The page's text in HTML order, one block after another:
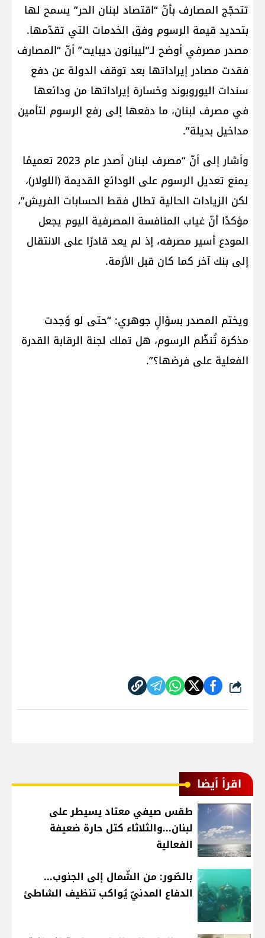
تتحجّج المصارف بأنّ “اقتصاد لبنان الحر” يسمح لها
بتحديد قيمة الرسوم وفق الخدمات التي تقدّمها.
مصدر مصرفي أوضح لـ”ليبانون ديبايت” أنّ “المصارف
فقدت مصادر إيراداتها بعد توقف الدولة عن دفع
سندات اليوروبوند وخسارة إيراداتها من ودائعها
في مصرف لبنان، ما دفعها إلى رفع الرسوم لتأمين
مداخيل بديلة”.
وأشار إلى أنّ “مصرف لبنان أصدر عام 2023 تعميمًا
يمنع تعديل الرسوم على الودائع القديمة (اللولار)،
لكن الزيادات الحالية تطال فقط الحسابات الفريش”،
مؤكدًا أنّ غياب المنافسة المصرفية اليوم يجعل
المودع أسير مصرفه، إذ لم يعد قادرًا على الانتقال
إلى بنك آخر كما كان قبل الأزمة.
ويختم المصدر بسؤالٍ جوهري: “حتى لو وُجدت
مذكرة تُنظّم الرسوم، هل تملك لجنة الرقابة القدرة
الفعلية على فرضها؟”.
شارك
اقرأ أيضا
طقس صيفي معتاد يسيطر على
لبنان...والثلاثاء كتل حارة ضعيفة
الفعالية
بالصّور: من الشّمال إلى الجنوب...
الدفاع المدنيّ يُواكب تنظيف الشاطئ